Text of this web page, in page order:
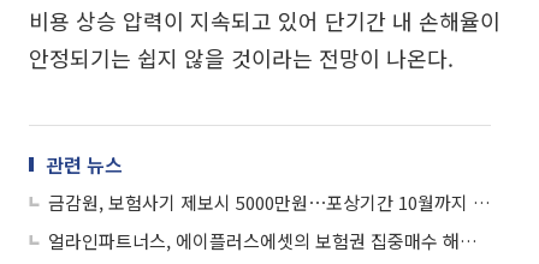
비용 상승 압력이 지속되고 있어 단기간 내 손해율이
안정되기는 쉽지 않을 것이라는 전망이 나온다.
관련 뉴스
금감원, 보험사기 제보시 5000만원⋯포상기간 10월까지 연장
얼라인파트너스, 에이플러스에셋의 보험권 집중매수 해명 요구